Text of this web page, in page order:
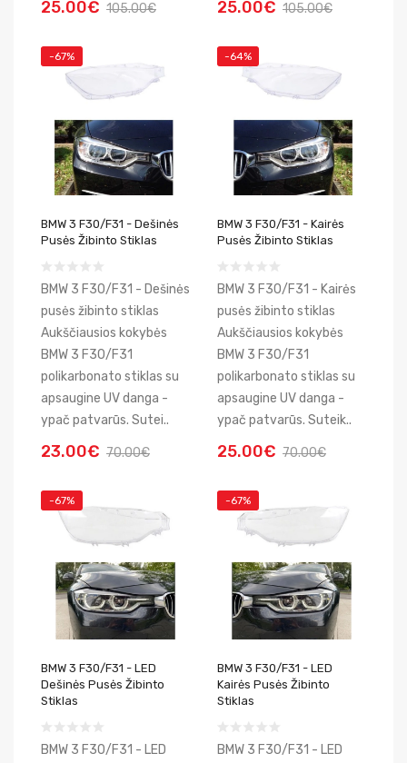
25.00€ 105.00€ 25.00€ 105.00€
-67%
BMW 3 F30/F31 - Dešinės
Pusės Žibinto Stiklas
BMW 3 F30/F31 - Dešinės
pusės žibinto stiklas
Aukščiausios kokybės
BMW 3 F30/F31
polikarbonato stiklas su
apsaugine UV danga -
ypač patvarūs. Sutei..
23.00€ 70.00€
-64%
BMW 3 F30/F31 - Kairės
Pusės Žibinto Stiklas
BMW 3 F30/F31 - Kairės
pusės žibinto stiklas
Aukščiausios kokybės
BMW 3 F30/F31
polikarbonato stiklas su
apsaugine UV danga -
ypač patvarūs. Suteik..
25.00€ 70.00€
-67%
BMW 3 F30/F31 - LED
Dešinės Pusės Žibinto
Stiklas
BMW 3 F30/F31 - LED
-67%
BMW 3 F30/F31 - LED
Kairės Pusės Žibinto
Stiklas
BMW 3 F30/F31 - LED